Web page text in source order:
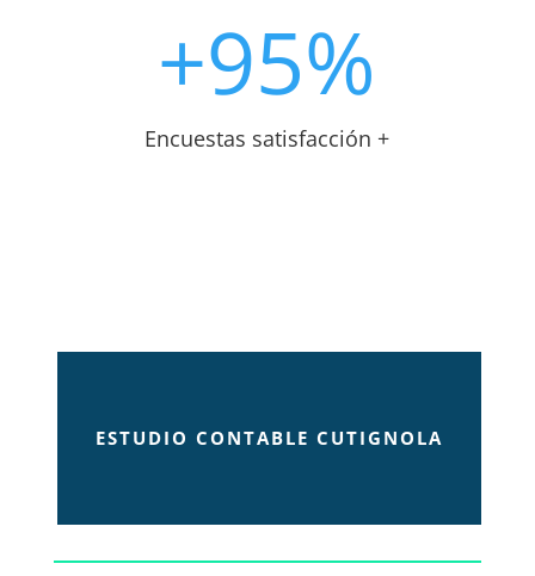
+95%
Encuestas satisfacción +
ESTUDIO CONTABLE CUTIGNOLA